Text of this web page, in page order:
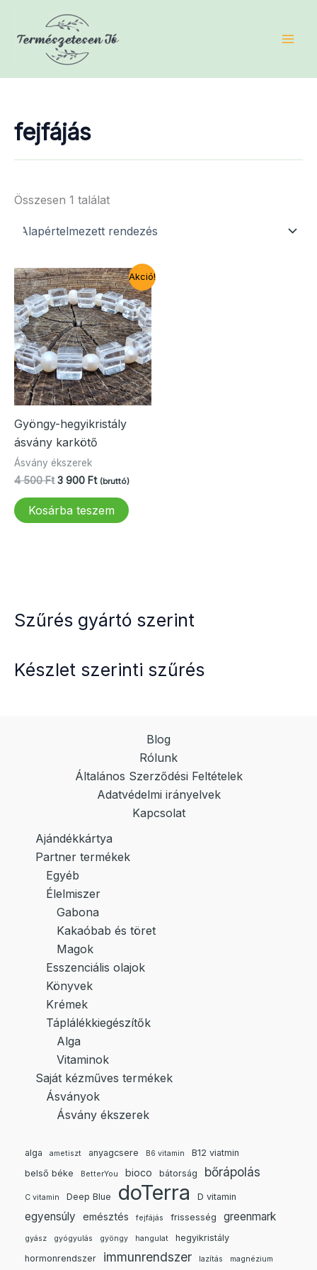
content
fejfájás
Összesen 1 találat
Akció!
Gyöngy-hegyikristály
ásvány karkötő
Ásvány ékszerek
4 500Ft Original
was:
4
3 900 FtCurrent
3
(bruttó)
Kosárba teszem
Szűrés gyártó szerint
Készlet szerinti szűrés
Blog
Rólunk
Általános Szerződési Feltételek
Adatvédelmi irányelvek
Kapcsolat
Ajándékkártya
Partner termékek
Egyéb
Élelmiszer
Gabona
Kakaóbab és töret
Magok
Esszenciális olajok
Könyvek
Krémek
Táplálékkiegészítők
Alga
Vitaminok
Saját kézműves termékek
Ásványok
Ásvány ékszerek
alga ametiszt anyagcsere B6 vitamin
B12 viatmin
belső béke
BetterYou bioco bátorság bőrápolás
C vitamin Deep Blue doTerra D vitamin
egyensúly emésztés fejfájás frissesség greenmark
gyász gyógyulás gyöngy hangulat
hegyikristály
hormonrendszer
immunrendszer lazítás magnézium